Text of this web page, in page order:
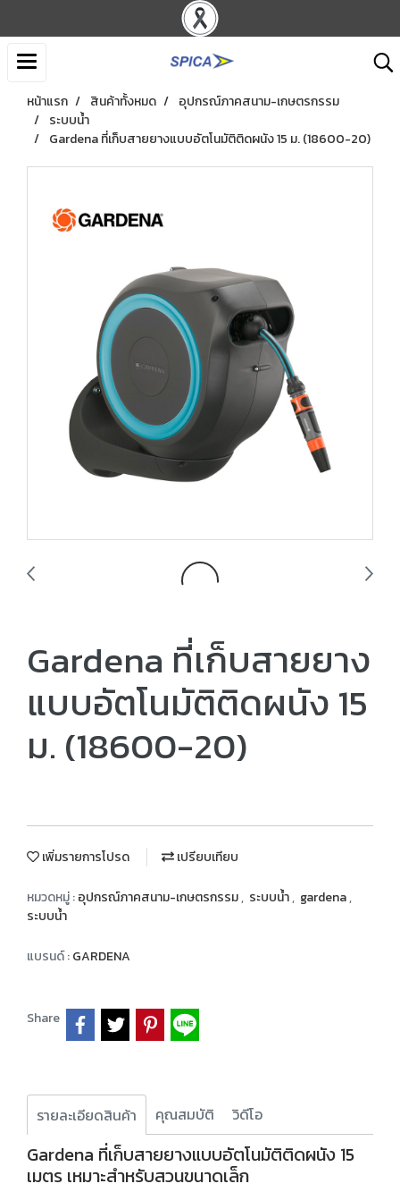
หน้าแรก สินค้าทั้งหมด
อุปกรณ์ภาคสนาม-เกษตรกรรม
ระบบน้ำ
Gardena ที่เก็บสายยางแบบอัตโนมัติติดผนัง 15 ม. (18600-20)
Gardena ที่เก็บสายยาง
แบบอัตโนมัติติดผนัง 15
ม. (18600-20)
เพิ่มรายการโปรด เปรียบเทียบ
หมวดหมู่ :อุปกรณ์ภาคสนาม-เกษตรกรรม, ระบบน้ำ, gardena,
ระบบน้ำ
แบรนด์ :GARDENA
Share
รายละเอียดสินค้า คุณสมบัติ วิดีโอ
Gardena ที่เก็บสายยางแบบอัตโนมัติติดผนัง 15
เมตร เหมาะสำหรับสวนขนาดเล็ก